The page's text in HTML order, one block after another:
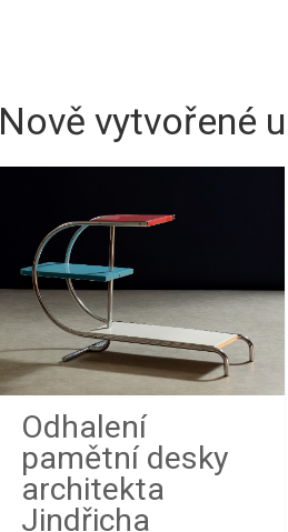
Nově vytvořené
Odhalení
pamětní desky
architekta
Jindřicha